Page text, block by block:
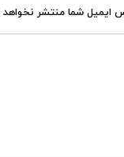
ایمیل شما منتشر